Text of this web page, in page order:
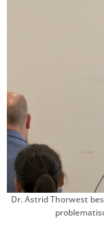
Dr. Astrid Thorwest